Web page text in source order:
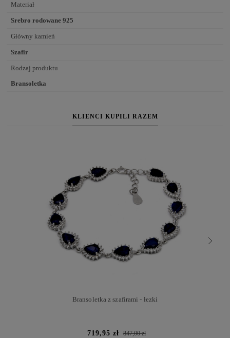
Materiał
Srebro rodowane 925
Główny kamień
Szafir
Rodzaj produktu
Bransoletka
KLIENCI KUPILI RAZEM
Bransoletka z szafirami - łezki
719,95 zł 847,00 zł